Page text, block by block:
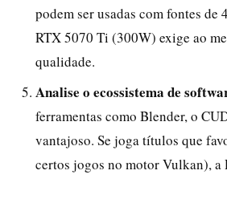
podem ser usadas com fontes de
RTX 5070 Ti (300W) exige ao
qualidade.
Analise o ecossistema de
ferramentas como Blender, o
vantajoso. Se joga títulos que
certos jogos no motor Vulkan), a